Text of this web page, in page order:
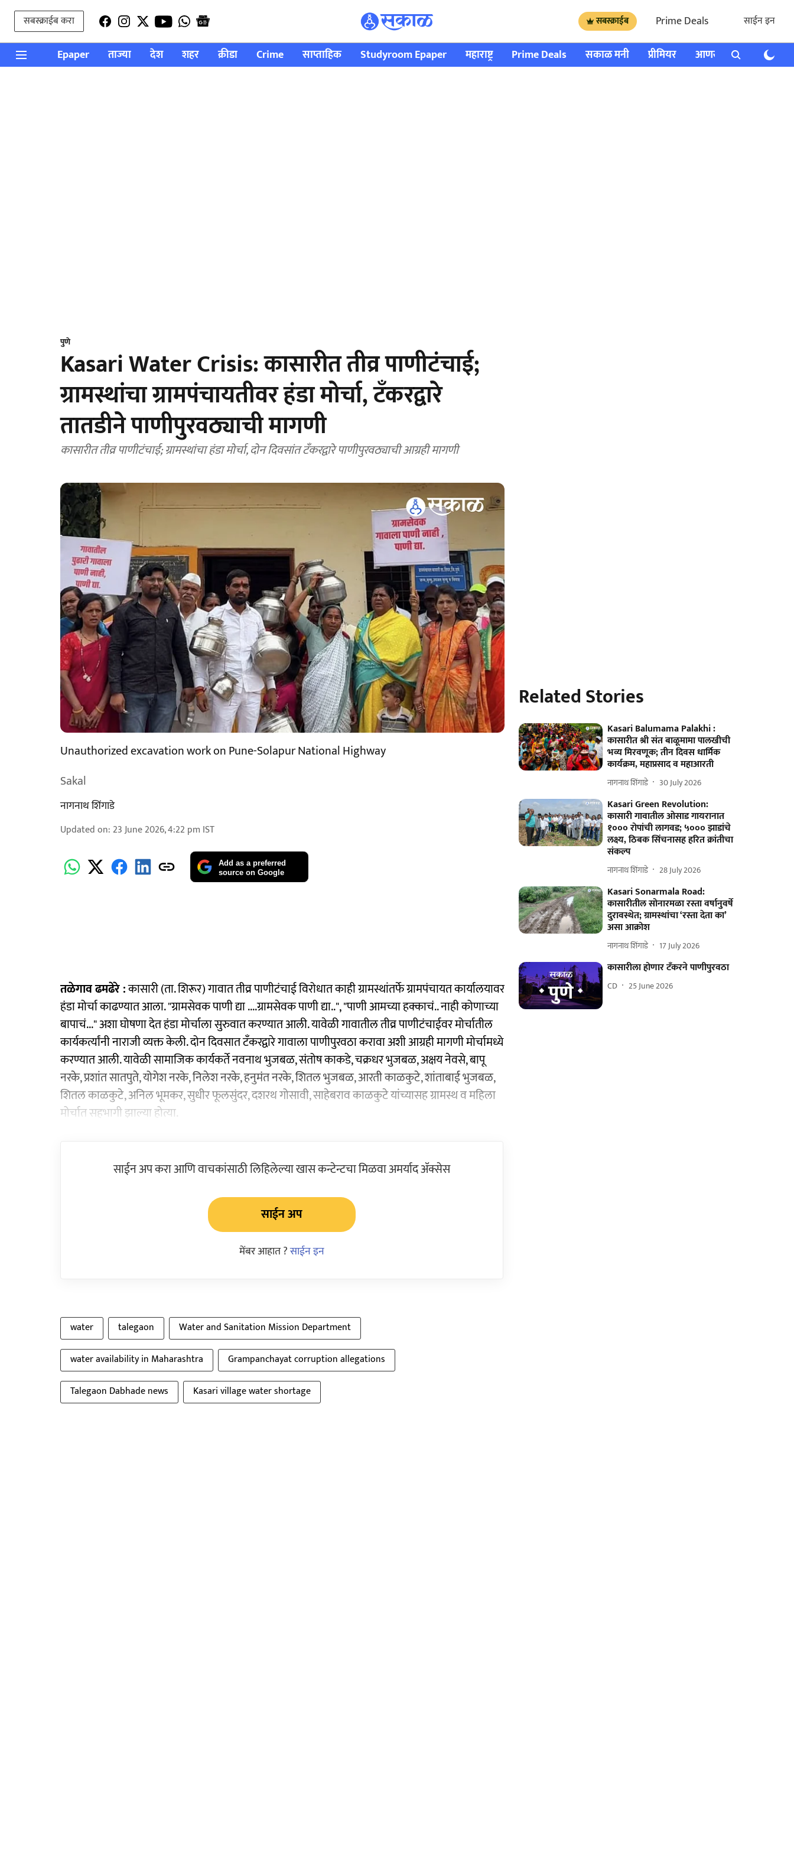
सबस्क्राईब करा सबस्क्राईब Prime Deals साईन इन
Epaper ताज्या देश शहर क्रीडा Crime साप्ताहिक Studyroom Epaper महाराष्ट्र Prime Deals सकाळ मनी प्रीमियर आणखी राशी भविष्य
पुणे
Kasari Water Crisis: कासारीत तीव्र पाणीटंचाई;
ग्रामस्थांचा ग्रामपंचायतीवर हंडा मोर्चा, टँकरद्वारे
तातडीने पाणीपुरवठ्याची मागणी
कासारीत तीव्र पाणीटंचाई; ग्रामस्थांचा हंडा मोर्चा, दोन दिवसांत टँकरद्वारे पाणीपुरवठ्याची आग्रही मागणी
Unauthorized excavation work on Pune-Solapur National Highway
Sakal
नागनाथ शिंगाडे
Updated on: 23 June 2026, 4:22 pm IST
Add as a preferred
source on Google
तळेगाव ढमढेरे :कासारी (ता. शिरूर) गावात तीव्र पाणीटंचाई विरोधात काही ग्रामस्थांतर्फे ग्रामपंचायत कार्यालयावर
हंडा मोर्चा काढण्यात आला. "ग्रामसेवक पाणी द्या ....ग्रामसेवक पाणी द्या..", "पाणी आमच्या हक्काचं.. नाही कोणाच्या
बापाचं..." अशा घोषणा देत हंडा मोर्चाला सुरुवात करण्यात आली. यावेळी गावातील तीव्र पाणीटंचाईवर मोर्चातील
कार्यकर्त्यांनी नाराजी व्यक्त केली. दोन दिवसात टँकरद्वारे गावाला पाणीपुरवठा करावा अशी आग्रही मागणी मोर्चामध्ये
करण्यात आली. यावेळी सामाजिक कार्यकर्ते नवनाथ भुजबळ, संतोष काकडे, चक्रधर भुजबळ, अक्षय नेवसे, बापू
नरके, प्रशांत सातपुते, योगेश नरके, निलेश नरके, हनुमंत नरके, शितल भुजबळ, आरती काळकुटे, शांताबाई भुजबळ,
शितल काळकुटे, अनिल भूमकर, सुधीर फूलसुंदर, दशरथ गोसावी, साहेबराव काळकुटे यांच्यासह ग्रामस्थ व महिला
मोर्चात सहभागी झाल्या होत्या.
साईन अप करा आणि वाचकांसाठी लिहिलेल्या खास कन्टेन्टचा मिळवा अमर्याद ॲक्सेस
साईन अप
मेंबर आहात ?साईन इन
water talegaon
Water and Sanitation Mission Department
water availability in Maharashtra
Grampanchayat corruption allegations
Talegaon Dabhade news
Kasari village water shortage
Related Stories
Kasari Balumama Palakhi :
कासारीत श्री संत बाळूमामा पालखीची
भव्य मिरवणूक; तीन दिवस धार्मिक
कार्यक्रम, महाप्रसाद व महाआरती
नागनाथ शिंगाडे 30 July 2026
Kasari Green Revolution:
कासारी गावातील ओसाड गायरानात
१००० रोपांची लागवड; ५००० झाडांचे
लक्ष्य, ठिबक सिंचनासह हरित क्रांतीचा
संकल्प
नागनाथ शिंगाडे 28 July 2026
Kasari Sonarmala Road:
कासारीतील सोनारमळा रस्ता वर्षानुवर्षे
दुरावस्थेत; ग्रामस्थांचा ‘रस्ता देता का’
असा आक्रोश
नागनाथ शिंगाडे 17 July 2026
कासारीला होणार टॅंकरने पाणीपुरवठा
CD 25 June 2026